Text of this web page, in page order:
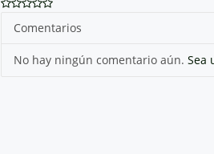
Comentarios
No hay ningún comentario aún. Sea